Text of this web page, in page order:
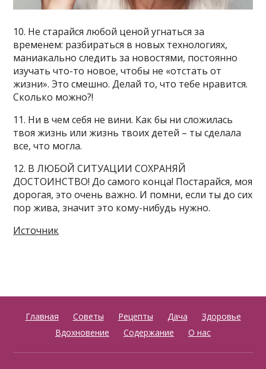
10. Не старайся любой ценой угнаться за
временем: разбираться в новых технологиях,
маниакально следить за новостями, постоянно
изучать что-то новое, чтобы не «отстать от
жизни». Это смешно. Делай то, что тебе нравится.
Сколько можно?!
11. Ни в чем себя не вини. Как бы ни сложилась
твоя жизнь или жизнь твоих детей – ты сделала
все, что могла.
12. В ЛЮБОЙ СИТУАЦИИ СОХРАНЯЙ
ДОСТОИНСТВО! До самого конца! Постарайся, моя
дорогая, это очень важно. И помни, если ты до сих
пор жива, значит это кому-нибудь нужно.
Источник
Главная Советы Рецепты Дача
Здоровье
Вдохновение
Содержание О нас